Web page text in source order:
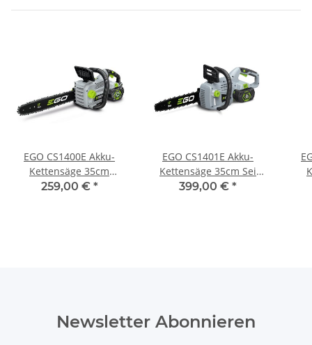
EGO CS1400E Akku-
Kettensäge 35cm
(Grundgerät)
259,00 € *
EGO CS1401E Akku-
Kettensäge 35cm Sei
inkl. 2,5 Ah Akku und
399,00 € *
Newsletter Abonnieren